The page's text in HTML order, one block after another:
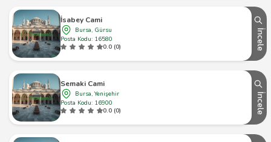
İsabey Cami
Bursa, Gürsu
Posta Kodu: 16580
0.0 (0)
İncele
Semaki Cami
Bursa, Yenişehir
Posta Kodu: 16900
0.0 (0)
İncele